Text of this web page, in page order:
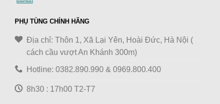
PHỤ TÙNG CHÍNH HÃNG
Địa chỉ: Thôn 1, Xã Lại Yên, Hoài Đức, Hà Nội (
cách cầu vượt An Khánh 300m)
Hotline: 0382.890.990 & 0969.800.400
8h30 : 17h00 T2-T7